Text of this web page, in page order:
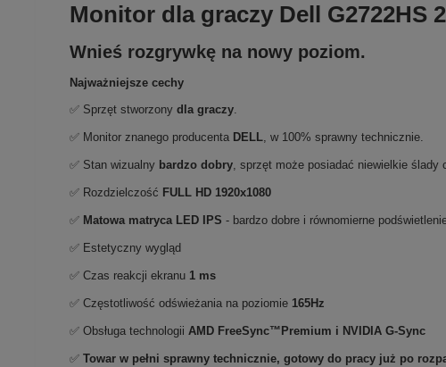
Monitor dla graczy Dell G2722HS
Wnieś rozgrywkę na nowy poziom.
Najważniejsze cechy
✅ Sprzęt stworzonydla graczy.
✅ Monitor znanego producenta DELL, w 100% sprawny technicznie.
✅ Stan wizualny bardzo dobry, sprzęt może posiadać niewielkie ślady
✅ Rozdzielczość FULL HD 1920x1080
✅ Matowa matryca LED IPS - bardzo dobre i równomierne
✅ Estetyczny wygląd
✅ Czas reakcji ekranu 1 ms
✅ Częstotliwość odświeżania na poziomie 165Hz
✅ Obsługa technologii AMD FreeSync™Premium i NVIDIA G-Sync
✅Towar w pełni sprawny technicznie, gotowy do pracy już po